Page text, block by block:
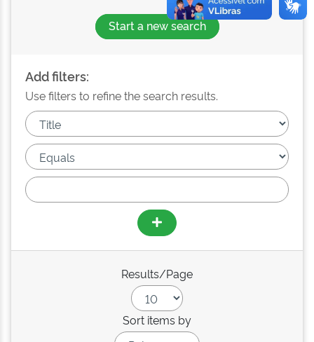
Start a new search
Add filters:
Use filters to refine the search results.
Results/Page
Sort items by